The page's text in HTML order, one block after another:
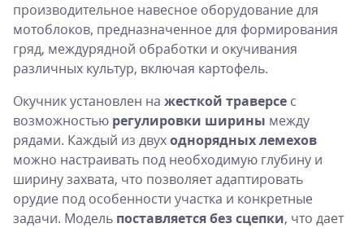
производительное навесное оборудование для
мотоблоков, предназначенное для формирования
гряд, междурядной обработки и окучивания
различных культур, включая картофель.
Окучник установлен на жесткой траверсе с
возможностью регулировки ширины между
рядами. Каждый из двуходнорядных лемехов
можно настраивать под необходимую глубину и
ширину захвата, что позволяет адаптировать
орудие под особенности участка и конкретные
задачи. Модель поставляется без сцепки, что дает